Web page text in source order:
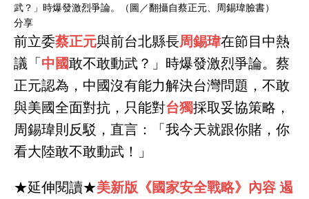
武？」時爆發激烈爭論。（圖／翻攝自蔡正元、周錫瑋臉書）
分享
前立委蔡正元與前台北縣長周錫瑋在節目中熱
議「中國敢不敢動武？」時爆發激烈爭論。蔡
正元認為，中國沒有能力解決台灣問題，不敢
與美國全面對抗，只能對台獨採取妥協策略，
周錫瑋則反駁，直言：「我今天就跟你賭，你
看大陸敢不敢動武！」
★延伸閱讀★美新版《國家安全戰略》內容 遏